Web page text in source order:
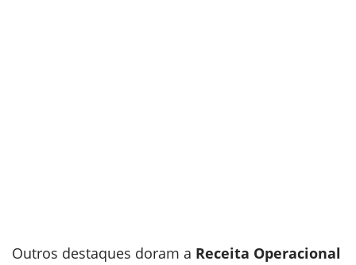
Outros destaques doram a Receita Operacional